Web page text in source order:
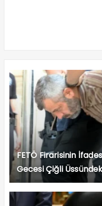
FETÖ Firarisinin
Gecesi Çiğli